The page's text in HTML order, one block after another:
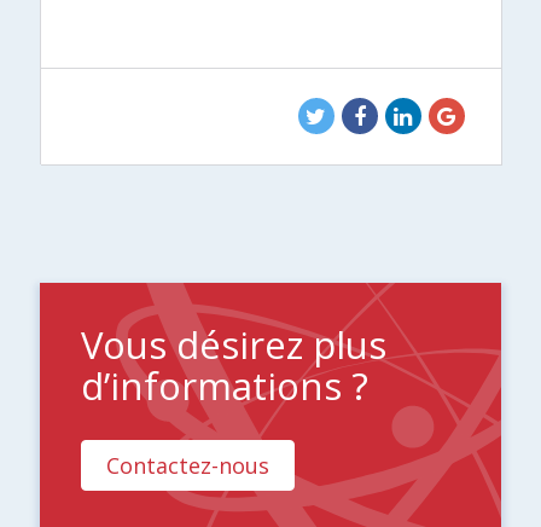
Vous désirez plus
d’informations ?
Contactez-nous